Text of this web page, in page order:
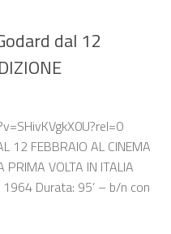
dal 12
12 FEBBRAIO AL CINEMA
PRIMA VOLTA IN ITALIA
Durata: 95’ – b/n con